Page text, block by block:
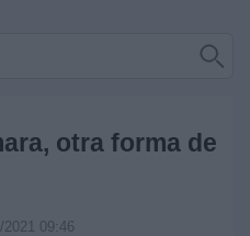
otra forma de
2021 09:46